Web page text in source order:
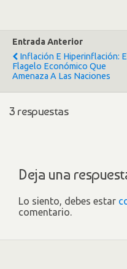
Entrada Anterior
Inflación E Hiperinflación:
Flagelo Económico Que
Amenaza A Las Naciones
3 respuestas
Deja una
Lo siento, debes estar
comentario.